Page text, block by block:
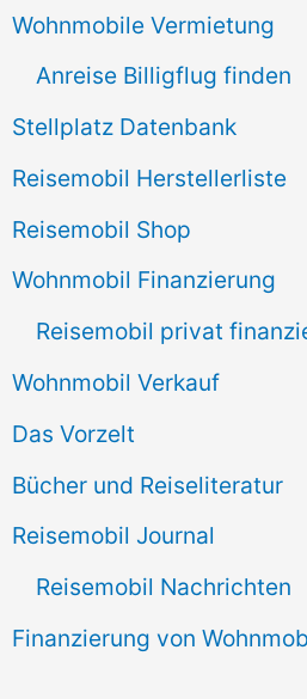
Wohnmobile Vermietung
Anreise Billigflug finden
Stellplatz Datenbank
Reisemobil Herstellerliste
Reisemobil Shop
Wohnmobil Finanzierung
Reisemobil privat
Wohnmobil Verkauf
Das Vorzelt
Bücher und Reiseliteratur
Reisemobil Journal
Reisemobil Nachrichten
Finanzierung von